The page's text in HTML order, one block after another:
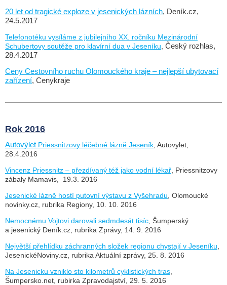
20 let od tragické exploze v jesenických lázních, Deník.cz,
24.5.2017
Telefonotéku vysíláme z jubilejního XX. ročníku Mezinárodní
Schubertovy soutěže pro klavírní dua v Jeseníku Český rozhlas,
28.4.2017
Ceny Cestovního ruchu Olomouckého kraje – nejlepší ubytovací
zařízení, Cenykraje
Rok 2016
Autovýlet Priessnitzovy léčebné lázně Jeseník , Autovylet,
28.4.2016
Vincenz Priessnitz – přezdívaný též jako vodní lékař , Priessnitzovy
zábaly Mamavis, 19.3. 2016
Jesenické lázně hostí putovní výstavu z Vyšehradu , Olomoucké
novinky.cz, rubrika Regiony, 10. 10. 2016
Nemocnému Vojtovi darovali sedmdesát tisíc , Šumperský
a jesenický Deník.cz, rubrika Zprávy, 14. 9. 2016
Největší přehlídku záchranných složek regionu chystají v Jeseníku
JesenickéNoviny.cz, rubrika Aktuální zprávy, 25. 8. 2016
Na Jesenicku vzniklo sto kilometrů cyklistických tras
Šumpersko.net, rubirka Zpravodajství, 29. 5. 2016